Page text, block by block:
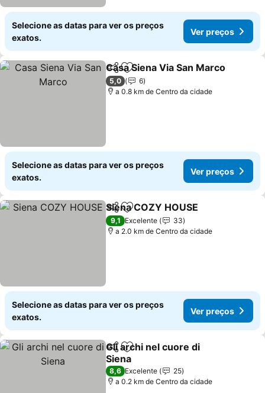
Selecione as datas para ver os preços
exatos.
Ver preços
PartilharAdicionar aos favoritos
Casa Siena Via San Marco
5,0
6
a 0.8 km de Centro da cidade
Selecione as datas para ver os preços
exatos.
Ver preços
PartilharAdicionar aos favoritos
Siena COZY HOUSE
9,1 Excelente
33
a 2.0 km de Centro da cidade
Selecione as datas para ver os preços
exatos.
Ver preços
PartilharAdicionar aos favoritos
Gli archi nel cuore di
Siena
8,6 Excelente
25
a 0.2 km de Centro da cidade